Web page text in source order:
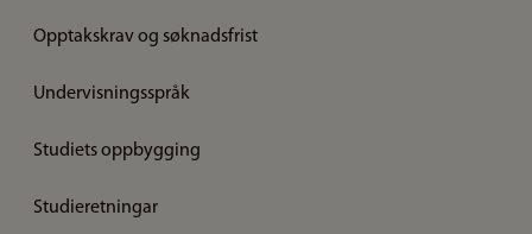
Opptakskrav og søknadsfrist
Undervisningsspråk
Studiets oppbygging
Studieretningar